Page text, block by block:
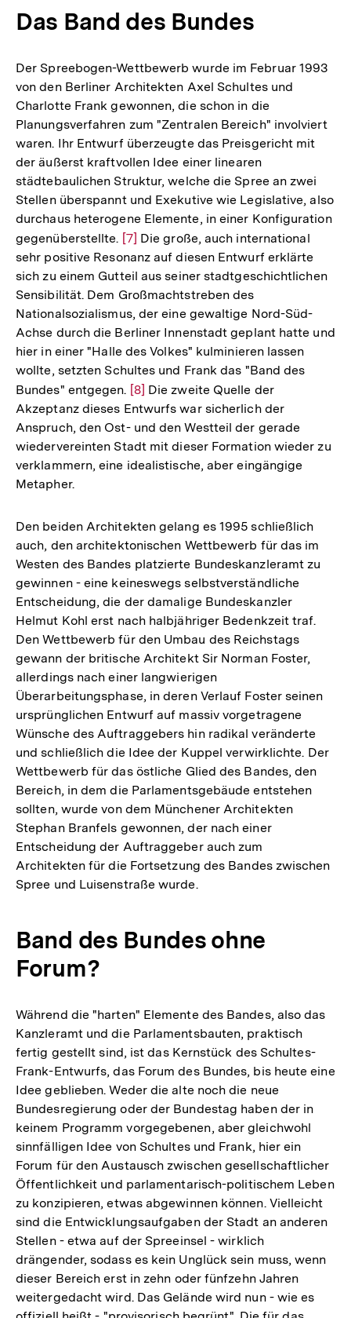
Fußnote
Das Band des Bundes
Der Spreebogen-Wettbewerb wurde im Februar 1993
von den Berliner Architekten Axel Schultes und
Charlotte Frank gewonnen, die schon in die
Planungsverfahren zum "Zentralen Bereich" involviert
waren. Ihr Entwurf überzeugte das Preisgericht mit
der äußerst kraftvollen Idee einer linearen
städtebaulichen Struktur, welche die Spree an zwei
Stellen überspannt und Exekutive wie Legislative, also
durchaus heterogene Elemente, in einer Konfiguration
gegenüberstellte. Zur
Auflösung
der
Fußnote
[7] Die große, auch international
sehr positive Resonanz auf diesen Entwurf erklärte
sich zu einem Gutteil aus seiner stadtgeschichtlichen
Sensibilität. Dem Großmachtstreben des
Nationalsozialismus, der eine gewaltige Nord-Süd-
Achse durch die Berliner Innenstadt geplant hatte und
hier in einer "Halle des Volkes" kulminieren lassen
wollte, setzten Schultes und Frank das "Band des
Bundes" entgegen. Zur
Auflösung
der
Fußnote
[8] Die zweite Quelle der
Akzeptanz dieses Entwurfs war sicherlich der
Anspruch, den Ost- und den Westteil der gerade
wiedervereinten Stadt mit dieser Formation wieder zu
verklammern, eine idealistische, aber eingängige
Metapher.
Den beiden Architekten gelang es 1995 schließlich
auch, den architektonischen Wettbewerb für das im
Westen des Bandes platzierte Bundeskanzleramt zu
gewinnen - eine keineswegs selbstverständliche
Entscheidung, die der damalige Bundeskanzler
Helmut Kohl erst nach halbjähriger Bedenkzeit traf.
Den Wettbewerb für den Umbau des Reichstags
gewann der britische Architekt Sir Norman Foster,
allerdings nach einer langwierigen
Überarbeitungsphase, in deren Verlauf Foster seinen
ursprünglichen Entwurf auf massiv vorgetragene
Wünsche des Auftraggebers hin radikal veränderte
und schließlich die Idee der Kuppel verwirklichte. Der
Wettbewerb für das östliche Glied des Bandes, den
Bereich, in dem die Parlamentsgebäude entstehen
sollten, wurde von dem Münchener Architekten
Stephan Branfels gewonnen, der nach einer
Entscheidung der Auftraggeber auch zum
Architekten für die Fortsetzung des Bandes zwischen
Spree und Luisenstraße wurde.
Band des Bundes ohne
Forum?
Während die "harten" Elemente des Bandes, also das
Kanzleramt und die Parlamentsbauten, praktisch
fertig gestellt sind, ist das Kernstück des Schultes-
Frank-Entwurfs, das Forum des Bundes, bis heute eine
Idee geblieben. Weder die alte noch die neue
Bundesregierung oder der Bundestag haben der in
keinem Programm vorgegebenen, aber gleichwohl
sinnfälligen Idee von Schultes und Frank, hier ein
Forum für den Austausch zwischen gesellschaftlicher
Öffentlichkeit und parlamentarisch-politischem Leben
zu konzipieren, etwas abgewinnen können. Vielleicht
sind die Entwicklungsaufgaben der Stadt an anderen
Stellen - etwa auf der Spreeinsel - wirklich
drängender, sodass es kein Unglück sein muss, wenn
dieser Bereich erst in zehn oder fünfzehn Jahren
weitergedacht wird. Das Gelände wird nun - wie es